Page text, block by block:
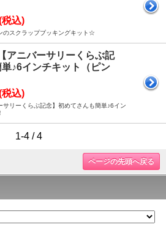
込)
のスクラップブッキングキット☆
【アニバーサリーくらぶ記
♪6インチキット（ピン
込)
サリーくらぶ記念】初めてさんも簡単♪6イン
1-4 / 4
ページの先頭へ戻る